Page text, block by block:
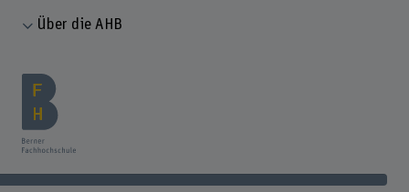
Über die AHB